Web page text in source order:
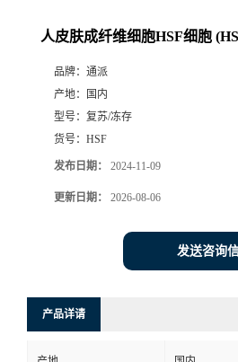
人皮肤成纤维细胞HSF细胞
品牌： 通派
产地：
国内
型号： 复苏/冻存
货号： HSF
发布日期： 2024-11-09
更新日期： 2026-08-06
发送咨询
产品详请